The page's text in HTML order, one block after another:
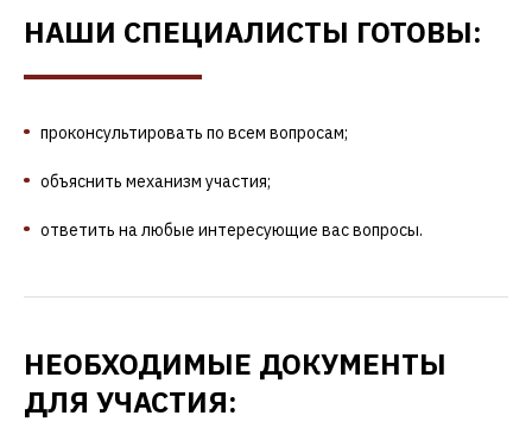
НАШИ СПЕЦИАЛИСТЫ ГОТОВЫ:
проконсультировать по всем вопросам;
объяснить механизм участия;
ответить на любые интересующие вас вопросы.
НЕОБХОДИМЫЕ ДОКУМЕНТЫ
ДЛЯ УЧАСТИЯ: